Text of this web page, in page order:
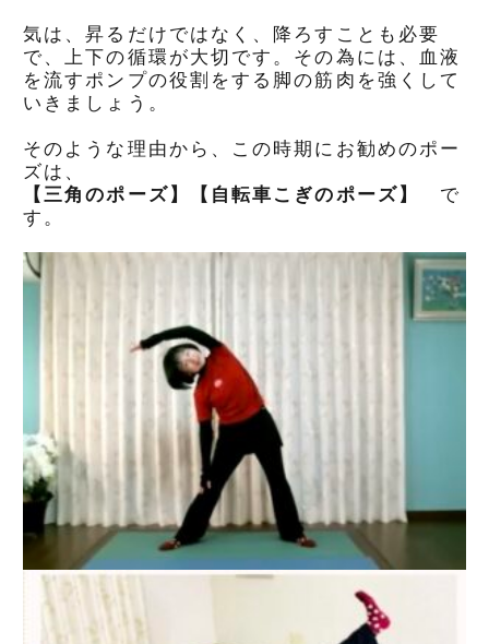
気は、昇るだけではなく、降ろすことも必要
で、上下の循環が大切です。その為には、血液
を流すポンプの役割をする脚の筋肉を強くして
いきましょう。
そのような理由から、この時期にお勧めのポー
ズは、
【三角のポーズ】【自転車こぎのポーズ】
で
す。